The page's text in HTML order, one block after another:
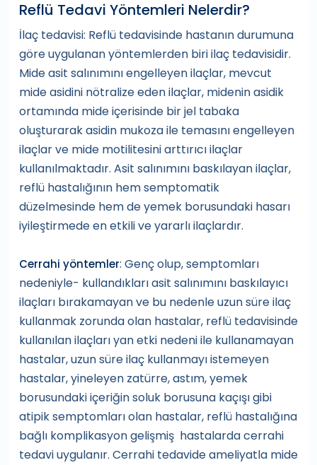
Reflü Tedavi Yöntemleri Nelerdir?
İlaç tedavisi: Reflü tedavisinde hastanın durumuna
göre uygulanan yöntemlerden biri ilaç tedavisidir.
Mide asit salınımını engelleyen ilaçlar, mevcut
mide asidini nötralize eden ilaçlar, midenin asidik
ortamında mide içerisinde bir jel tabaka
oluşturarak asidin mukoza ile temasını engelleyen
ilaçlar ve mide motilitesini arttırıcı ilaçlar
kullanılmaktadır. Asit salınımını baskılayan ilaçlar,
reflü hastalığının hem semptomatik
düzelmesinde hem de yemek borusundaki hasarı
iyileştirmede en etkili ve yararlı ilaçlardır.
Cerrahi yöntemler: Genç olup, semptomları
nedeniyle- kullandıkları asit salınımını baskılayıcı
ilaçları bırakamayan ve bu nedenle uzun süre ilaç
kullanmak zorunda olan hastalar, reflü tedavisinde
kullanılan ilaçları yan etki nedeni ile kullanamayan
hastalar, uzun süre ilaç kullanmayı istemeyen
hastalar, yineleyen zatürre, astım, yemek
borusundaki içeriğin soluk borusuna kaçışı gibi
atipik semptomları olan hastalar, reflü hastalığına
bağlı komplikasyon gelişmiş hastalarda cerrahi
tedavi uygulanır. Cerrahi tedavide ameliyatla mide